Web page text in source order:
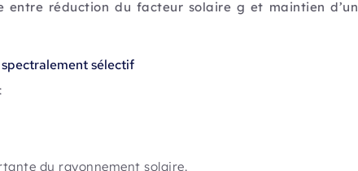
entre réduction du facteur solaire g et maintien
sélectif
du rayonnement solaire.